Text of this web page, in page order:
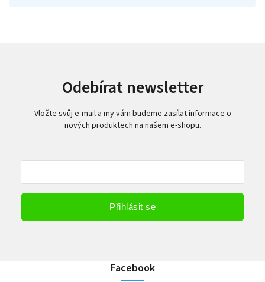
Odebírat newsletter
Vložte svůj e-mail a my vám budeme zasílat informace o
nových produktech na našem e-shopu.
Přihlásit se
Facebook